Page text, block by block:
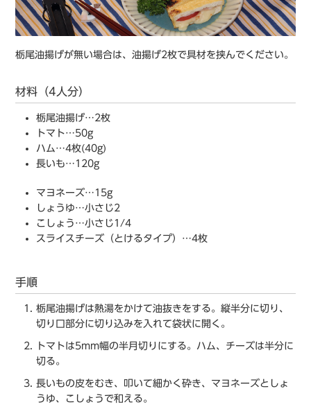
栃尾油揚げが無い場合は、油揚げ2枚で具材を挟んでください。
材料（4人分）
栃尾油揚げ…2枚
トマト…50g
ハム…4枚(40g)
長いも…120g
マヨネーズ…15g
しょうゆ…小さじ2
こしょう…小さじ1/4
スライスチーズ（とけるタイプ）…4枚
手順
栃尾油揚げは熱湯をかけて油抜きをする。縦半分に切り、
切り口部分に切り込みを入れて袋状に開く。
トマトは5mm幅の半月切りにする。ハム、チーズは半分に
切る。
長いもの皮をむき、叩いて細かく砕き、マヨネーズとしょ
うゆ、こしょうで和える。